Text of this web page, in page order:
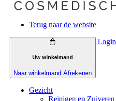
Terug naar de website
Uw winkelmand
Naar winkelmand Afrekenen
Login
Gezicht
Reinigen en Zuiveren